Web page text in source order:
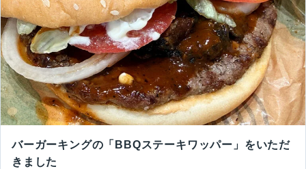
バーガーキングの「BBQステーキワッパー」をいただ
きました